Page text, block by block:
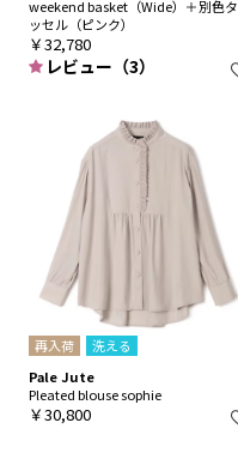
weekend basket（Wide）＋別色タ
ッセル（ピンク）
￥32,780
レビュー（3）
再入荷
洗える
Pale Jute
Pleated blouse sophie
￥30,800